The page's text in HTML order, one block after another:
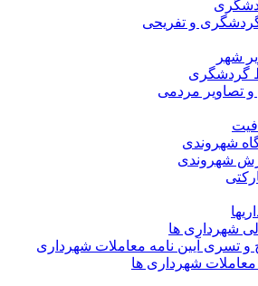
و تفریحی
شهر
گردشگری
و تصاویر مردمی
شهروندی
شهروندی
شهرداری ها
و تسری آیین نامه معاملات شهرداری
معاملات شهرداری ها